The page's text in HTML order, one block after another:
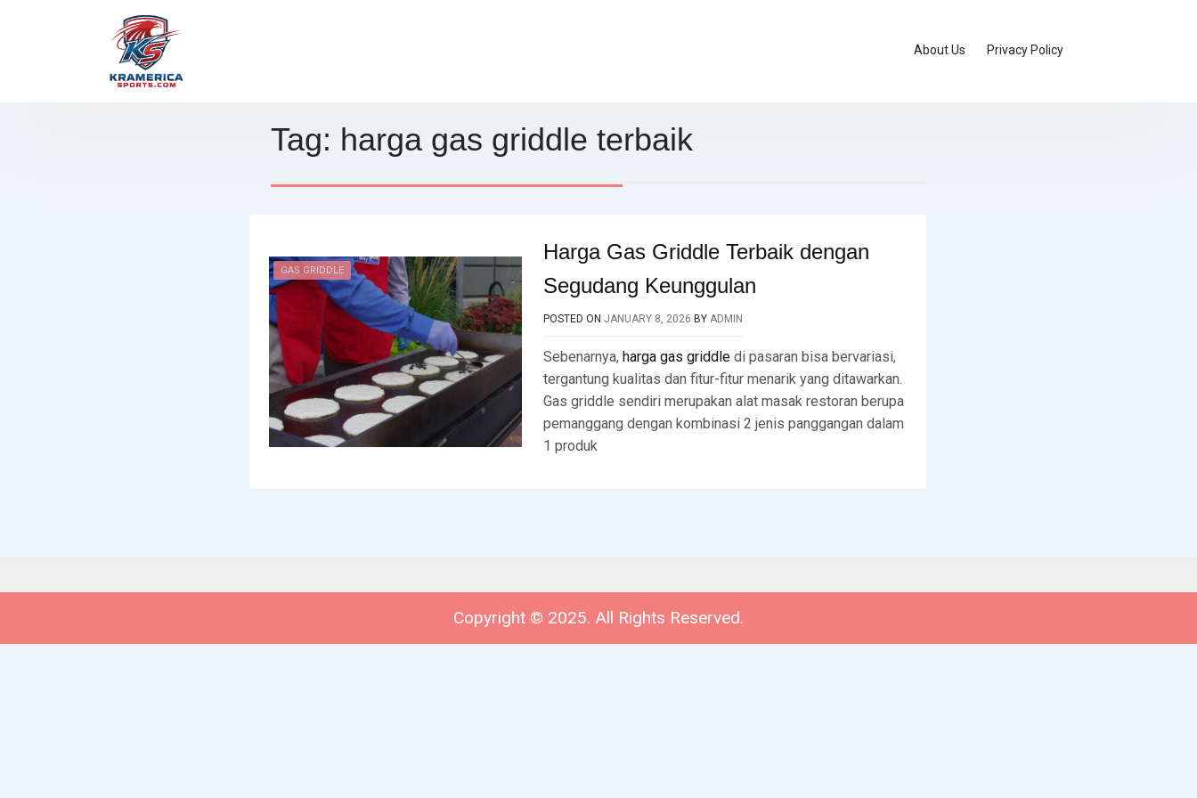
About Us Privacy Policy
Tag: harga gas griddle terbaik
GAS GRIDDLE
Harga Gas Griddle Terbaik dengan
Segudang Keunggulan
POSTED ONJANUARY 8, 2026 BYADMIN
Sebenarnya,harga gas griddle di pasaran bisa bervariasi,
tergantung kualitas dan fitur-fitur menarik yang ditawarkan.
Gas griddle sendiri merupakan alat masak restoran berupa
pemanggang dengan kombinasi 2 jenis panggangan dalam
1 produk